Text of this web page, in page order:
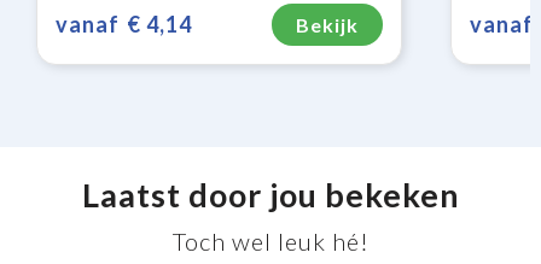
vanaf € 4,14 Bekijk vanaf
Laatst door jou bekeken
Toch wel leuk hé!